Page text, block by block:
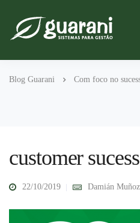
Blog Guarani Com foco no sucesso
customer sucess
22/10/2019 Damián Muñoz